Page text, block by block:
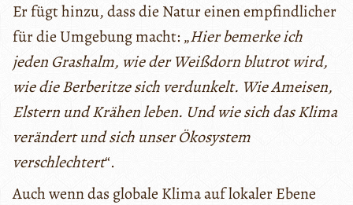
Er fügt hinzu, dass die Natur einen empfindlicher
für die Umgebung macht: „Hier bemerke ich
jeden Grashalm, wie der Weißdorn blutrot wird,
wie die Berberitze sich verdunkelt. Wie Ameisen,
Elstern und Krähen leben. Und wie sich das Klima
verändert undsich unser Ökosystem
verschlechtert“.
Auch wenn das globale Klima auf lokaler Ebene